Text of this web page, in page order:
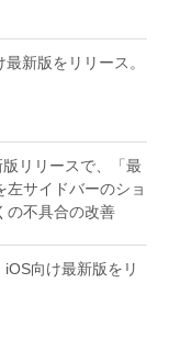
新版をリリース。
リリースで、「最
サイドバーのショ
の不具合の改善
向け最新版をリ